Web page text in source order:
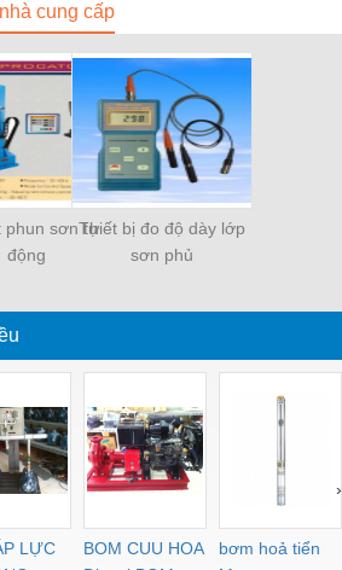
cung cấp
phun sơn tự
động
Thiết bị đo độ dày lớp
sơn phủ
LỰC
BOM CUU HOA
bơm hoả tiển
›